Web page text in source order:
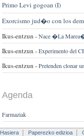
Primo Levi gogoan (I)
Exorcismo jud�o con los
Ikus-entzun -Nace �La
Ikus-entzun -Experimento del
Ikus-entzun -Pretenden clonar
Agenda
Farmaziak
Hasiera Paperezko edizioa